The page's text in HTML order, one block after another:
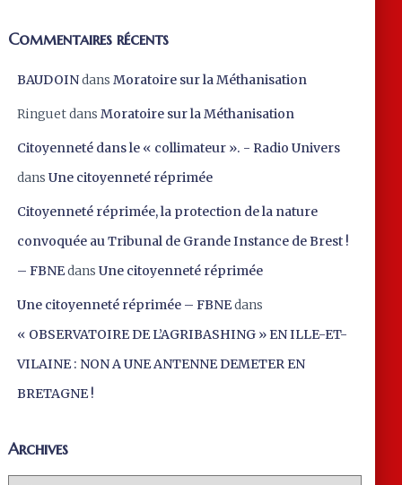
Commentaires récents
BAUDOINdansMoratoire sur la Méthanisation
RinguetdansMoratoire sur la Méthanisation
Citoyenneté dans le « collimateur ». - Radio Univers
dansUne citoyenneté réprimée
Citoyenneté réprimée, la protection de la nature
convoquée au Tribunal de Grande Instance de Brest !
– FBNEdansUne citoyenneté réprimée
Une citoyenneté réprimée – FBNEdans
« OBSERVATOIRE DE L’AGRIBASHING » EN ILLE-ET-
VILAINE : NON A UNE ANTENNE DEMETER EN
BRETAGNE !
Archives